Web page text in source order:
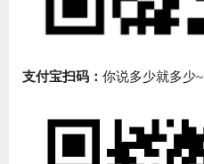
支付宝扫码： 你说多少就多少~